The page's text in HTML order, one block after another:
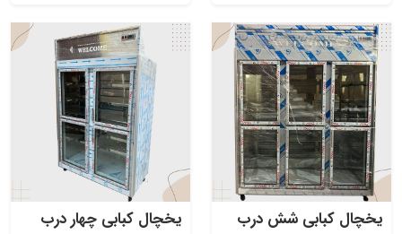
یخچال کبابی شش درب یخچال کبابی چهار درب